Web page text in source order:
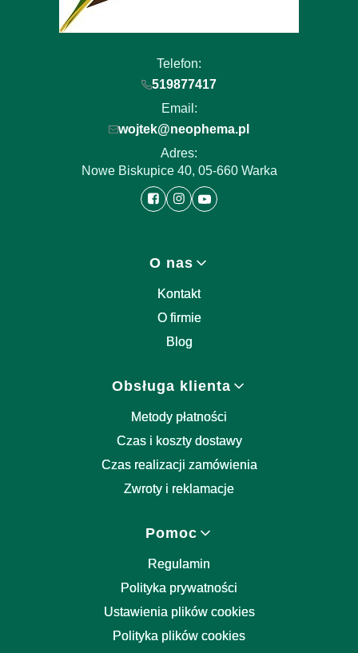
Telefon:
519877417
Email:
wojtek@neophema.pl
Adres:
Nowe Biskupice 40, 05-660 Warka
O nas
Kontakt
O firmie
Blog
Obsługa klienta
Metody płatności
Czas i koszty dostawy
Czas realizacji zamówienia
Zwroty i reklamacje
Pomoc
Regulamin
Polityka prywatności
Ustawienia plików cookies
Polityka plików cookies